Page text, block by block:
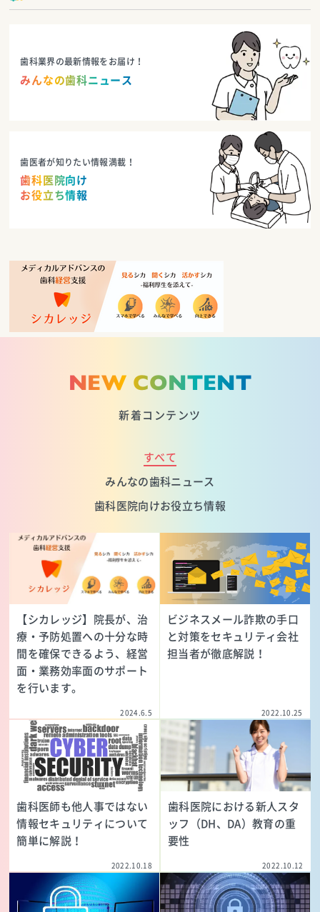
歯科業界の最新情報をお届け！
みんなの歯科ニュース
歯医者が知りたい情報満載！
歯科医院向け
お役立ち情報
NEW CONTENT
新着コンテンツ
すべて
みんなの歯科ニュース
歯科医院向けお役立ち情報
【シカレッジ】院長が、治
療・予防処置への十分な時
間を確保できるよう、経営
面・業務効率面のサポート
を行います。
2024.6.5
ビジネスメール詐欺の手口
と対策をセキュリティ会社
担当者が徹底解説！
2022.10.25
歯科医師も他人事ではない
情報セキュリティについて
簡単に解説！
2022.10.18
歯科医院における新人スタ
ッフ（DH、DA）教育の重
要性
2022.10.12